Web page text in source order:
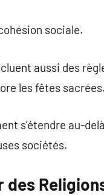
sociale.
aussi des
les fêtes sacrées.
s’étendre au-
sociétés.
des